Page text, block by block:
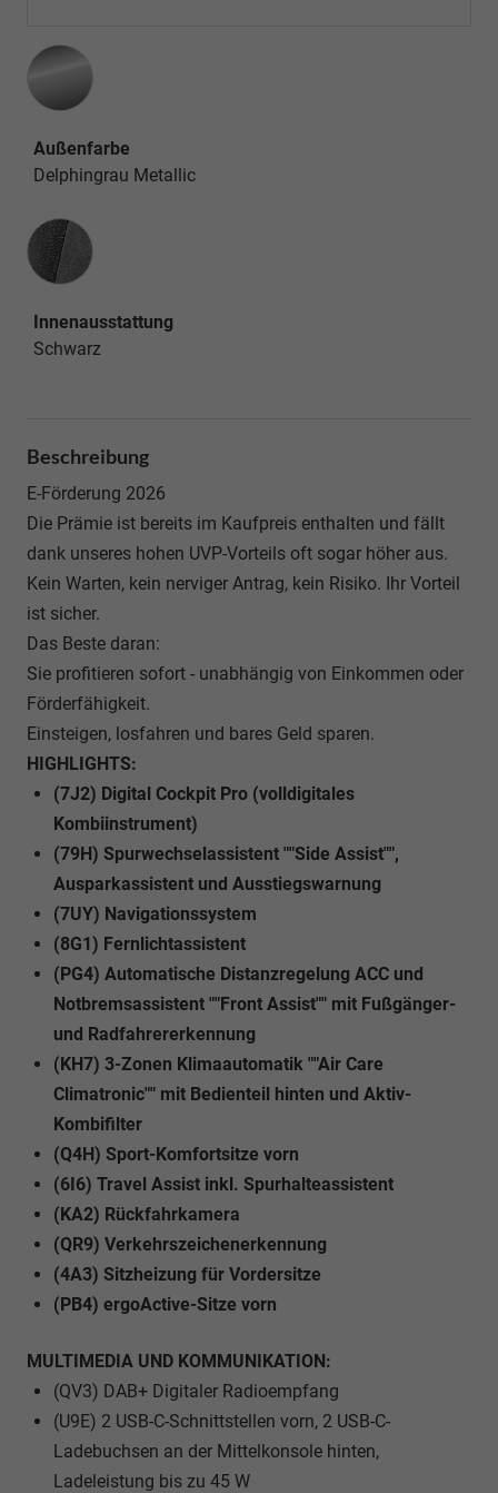
Außenfarbe
Delphingrau Metallic
Innenausstattung
Innenausstattung
Schwarz
Beschreibung
E-Förderung 2026
Die Prämie ist bereits im Kaufpreis enthalten und fällt
dank unseres hohen UVP-Vorteils oft sogar höher aus.
Kein Warten, kein nerviger Antrag, kein Risiko. Ihr Vorteil
ist sicher.
Das Beste daran:
Sie profitieren sofort - unabhängig von Einkommen oder
Förderfähigkeit.
Einsteigen, losfahren und bares Geld sparen.
HIGHLIGHTS:
(7J2) Digital Cockpit Pro (volldigitales
Kombiinstrument)
(79H) Spurwechselassistent ""Side Assist"",
Ausparkassistent und Ausstiegswarnung
(7UY) Navigationssystem
(8G1) Fernlichtassistent
(PG4) Automatische Distanzregelung ACC und
Notbremsassistent ""Front Assist"" mit Fußgänger-
und Radfahrererkennung
(KH7) 3-Zonen Klimaautomatik ""Air Care
Climatronic"" mit Bedienteil hinten und Aktiv-
Kombifilter
(Q4H) Sport-Komfortsitze vorn
(6I6) Travel Assist inkl. Spurhalteassistent
(KA2) Rückfahrkamera
(QR9) Verkehrszeichenerkennung
(4A3) Sitzheizung für Vordersitze
(PB4) ergoActive-Sitze vorn
MULTIMEDIA UND KOMMUNIKATION:
(QV3) DAB+ Digitaler Radioempfang
(U9E) 2 USB-C-Schnittstellen vorn, 2 USB-C-
Ladebuchsen an der Mittelkonsole hinten,
Ladeleistung bis zu 45 W